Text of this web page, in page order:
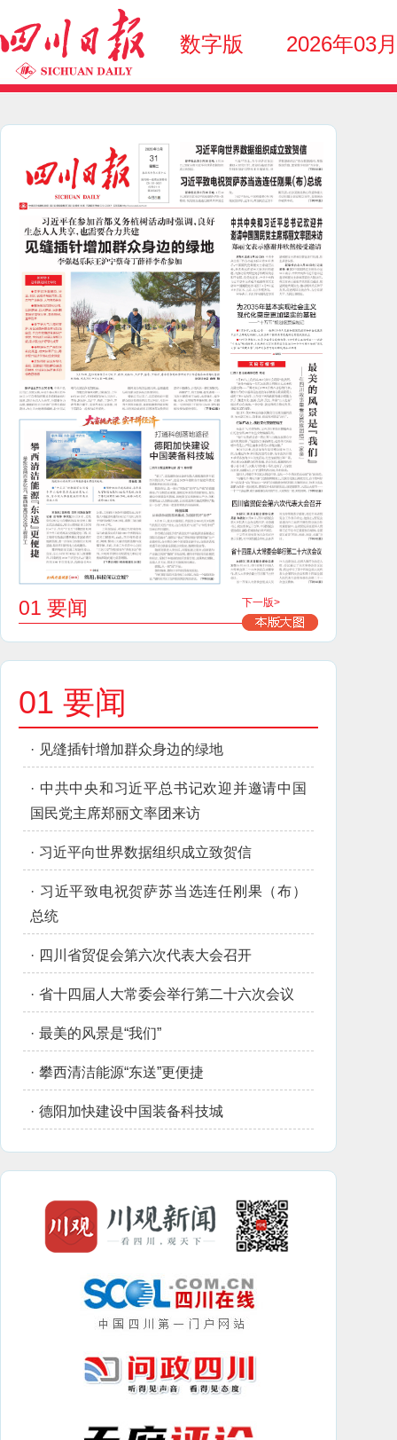
数字版 2026年03
01 要闻 下一版>
01 要闻
· 见缝插针增加群众身边的绿地
· 中共中央和习近平总书记欢迎并邀请中国
国民党主席郑丽文率团来访
· 习近平向世界数据组织成立致贺信
· 习近平致电祝贺萨苏当选连任刚果（布）
总统
· 四川省贸促会第六次代表大会召开
· 省十四届人大常委会举行第二十六次会议
· 最美的风景是“我们”
· 攀西清洁能源“东送”更便捷
· 德阳加快建设中国装备科技城